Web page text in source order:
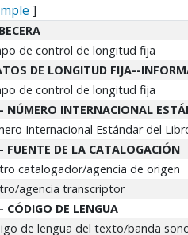
]
MARC
de control de longitud fija
DE LONGITUD FIJA--
de control de longitud fija
INTERNACIONAL
Internacional Estándar del
DE LA CATALOGACIÓN
catalogador/agencia de origen
agencia transcriptor
DE LENGUA
de lengua del texto/banda